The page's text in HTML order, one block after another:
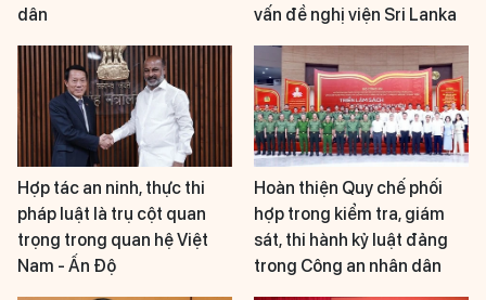
dân
vấn đề nghị viện Sri Lanka
Hợp tác an ninh, thực thi
pháp luật là trụ cột quan
trọng trong quan hệ Việt
Nam - Ấn Độ
Hoàn thiện Quy chế phối
hợp trong kiểm tra, giám
sát, thi hành kỷ luật đảng
trong Công an nhân dân